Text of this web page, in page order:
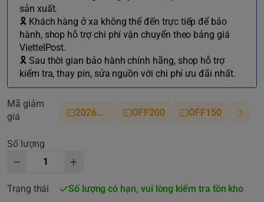
sản xuất.
🎗 Khách hàng ở xa không thể đến trực tiếp để bảo
hành, shop hỗ trợ chi phí vận chuyển theo bảng giá
ViettelPost.
🎗 Sau thời gian bảo hành chính hãng, shop hỗ trợ
kiểm tra, thay pin, sửa nguồn với chi phí ưu đãi nhất.
Mã giảm
giá
2026NM OFF200 OFF150
Số lượng
Trạng thái Số lượng có hạn, vui lòng kiểm tra tồn kho